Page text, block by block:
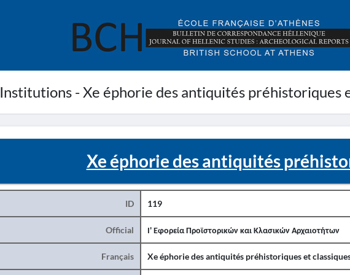
Institutions - Xe éphorie des antiquités préhistoriques
Xe éphorie des antiquités
ID 119
Official Ι' Εφορεία Προϊστορικών και Κλασικών Αρχαιοτήτων
Français Xe éphorie des antiquités préhistoriques et